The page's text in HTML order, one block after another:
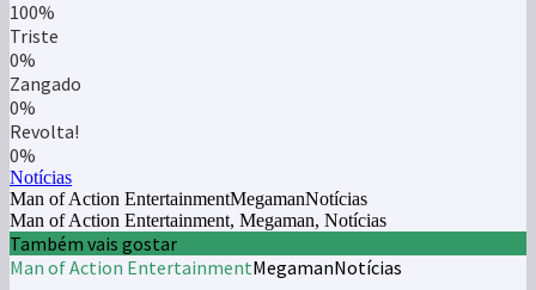
100%
Triste
0%
Zangado
0%
Revolta!
0%
Notícias
Man of Action EntertainmentMegamanNotícias
Man of Action Entertainment, Megaman, Notícias
Também vais gostar
Man of Action EntertainmentMegamanNotícias